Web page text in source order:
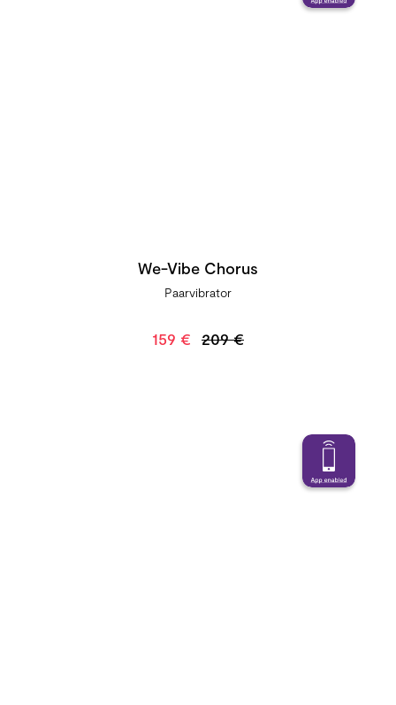
We-Vibe Chorus
Paarvibrator
159 € 209 €